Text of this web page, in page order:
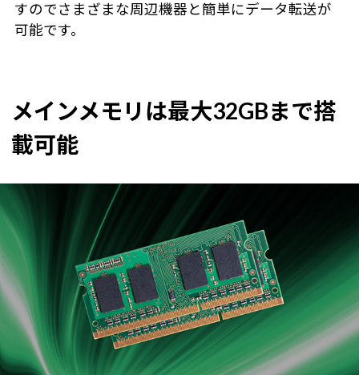
すのでさまざまな周辺機器と簡単にデータ転送が
可能です。
メインメモリは最大32GBまで搭
載可能